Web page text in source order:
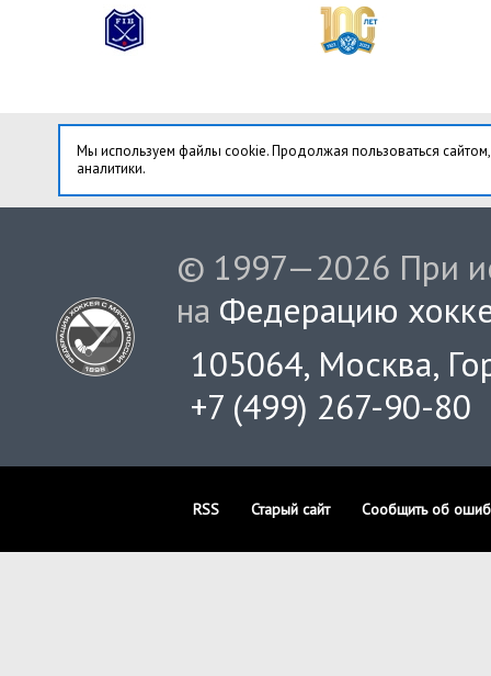
Мы используем файлы cookie. Продолжая пользоваться
аналитики.
© 1997—2026 При
на Федерацию
105064, Москва,
+7 (499) 267-90-80
RSS Старый сайт Сообщить об